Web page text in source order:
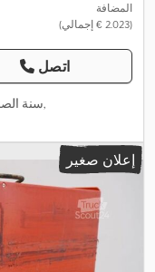
المضافة
(‏2.023 € إجمالي)
اتصل
سنة,
إعلان صغير